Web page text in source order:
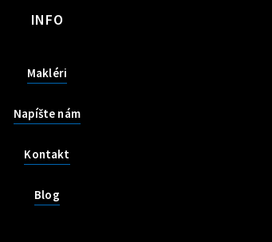
INFO
Makléri
Napíšte nám
Kontakt
Blog